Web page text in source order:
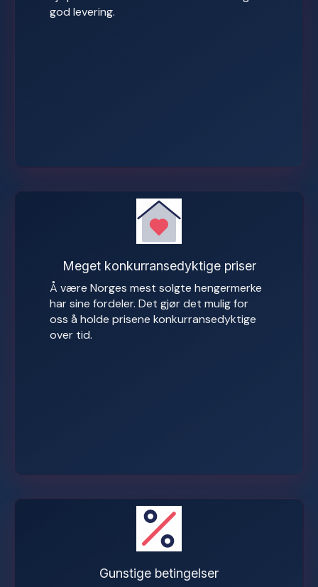
god levering.
Meget konkurransedyktige priser
Å være Norges mest solgte hengermerke
har sine fordeler. Det gjør det mulig for
oss å holde prisene konkurransedyktige
over tid.
Gunstige betingelser